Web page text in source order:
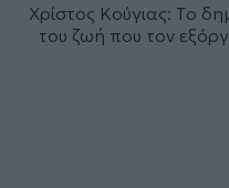
Χρίστος Κούγιας: Το
του ζωή που τον